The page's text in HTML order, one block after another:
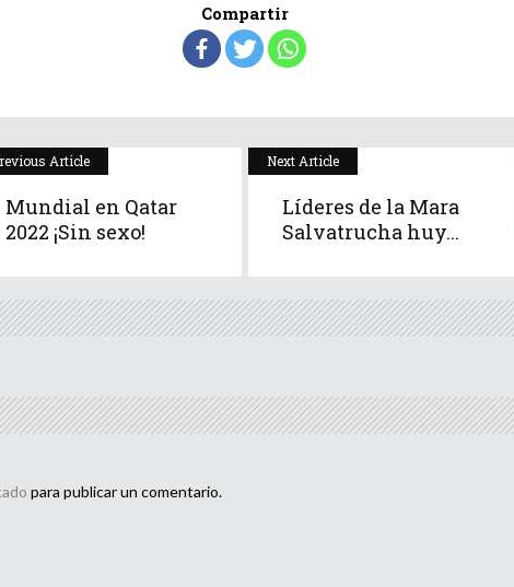
Compartir
Article
Mundial en Qatar
2022 ¡Sin sexo!
Next Article
Líderes de la Mara
Salvatrucha huy...
para publicar un comentario.